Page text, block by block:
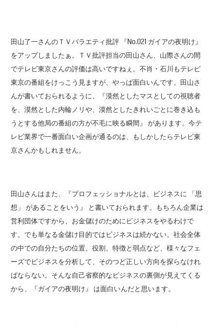
田山了一さんのＴＶバラエティ批評 『No.021 ガイアの夜明け』
をアップしましたぁ。ＴＶ批評担当の田山さん、山際さんの間
でテレビ東京さんの評価は高いですねぇ。不肖・石川もテレビ
東京の番組をけっこう見ますが、やっぱ面白いんです。田山さ
んが書いておられるように、『漠然としたマスとしての視聴者
を、漠然とした内輪ノリや、漠然としたきれいごとに巻き込も
うとする他局の番組の方が不毛に映る瞬間』 があります。今テ
レビ業界で一番面白い企画が通るのは、もしかしたらテレビ東
京さんかもしれません。
田山さんはまた、『プロフェッショナルとは、ビジネスに 「思
想」 があることをいう』 と書いておられます。もちろん企業は
営利団体ですから、お金儲けのためにビジネスをやるわけで
す。でも単なる金儲け目的ではビジネスは続かない。社会全体
の中での自分たちの位置、役割、特徴と弱点など、様々なフェ
ーズでビジネスを分析して、そのつど正しい方向を探らなけれ
ばならない。そんな自己省察的なビジネスの裏側が見えてくる
から、『ガイアの夜明け』 は面白いんだと思います。